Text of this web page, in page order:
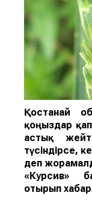
Қостанай
қоңыздар
астық
түсіндірсе,
деп
«Курсив»
отырып